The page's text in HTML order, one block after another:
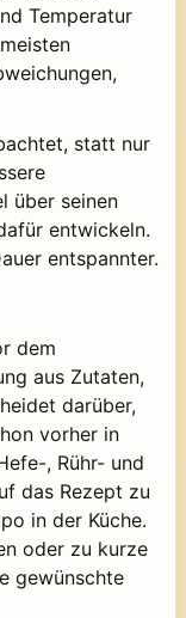
Temperatur
statt nur
über seinen
entwickeln.
entspannter.
dem
aus Zutaten,
darüber,
vorher in
, Rühr- und
das Rezept zu
in der Küche.
oder zu kurze
gewünschte